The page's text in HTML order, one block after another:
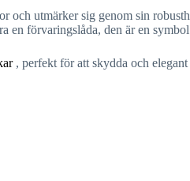
och utmärker sig genom sin
en förvaringslåda, den är en
, perfekt för att skydda och